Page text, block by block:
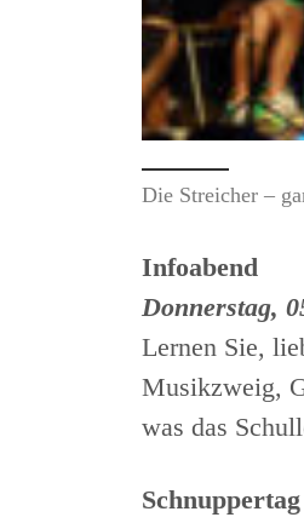
Die Streicher –
Infoabend
Donnerstag,
Lernen Sie,
Musikzweig,
was das
Schnuppertag